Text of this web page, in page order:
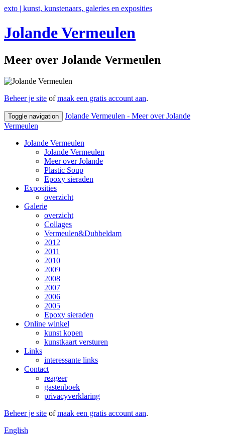
exto | kunst, kunstenaars, galeries en exposities
Jolande Vermeulen
Meer over Jolande Vermeulen
Beheer je site ofmaak een gratis account aan.
Toggle navigation
Jolande Vermeulen - Meer over Jolande
Vermeulen
Jolande Vermeulen
Jolande Vermeulen
Meer over Jolande
Plastic Soup
Epoxy sieraden
Exposities
overzicht
Galerie
overzicht
Collages
Vermeulen&Dubbeldam
2012
2011
2010
2009
2008
2007
2006
2005
Epoxy sieraden
Online winkel
kunst kopen
kunstkaart versturen
Links
interessante links
Contact
reageer
gastenboek
privacyverklaring
Beheer je site ofmaak een gratis account aan.
English